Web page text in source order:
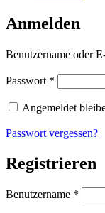
Anmelden
Benutzername oder
Passwort *
Angemeldet
Passwort vergessen?
Registrieren
Benutzername *